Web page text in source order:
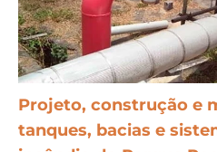
Projeto, construção e
tanques, bacias e